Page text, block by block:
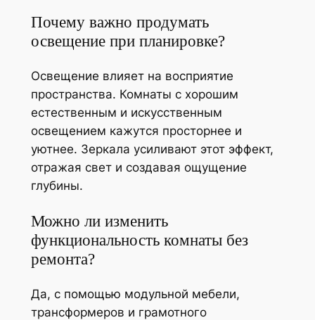
Почему важно продумать
освещение при планировке?
Освещение влияет на восприятие
пространства. Комнаты с хорошим
естественным и искусственным
освещением кажутся просторнее и
уютнее. Зеркала усиливают этот эффект,
отражая свет и создавая ощущение
глубины.
Можно ли изменить
функциональность комнаты без
ремонта?
Да, с помощью модульной мебели,
трансформеров и грамотного